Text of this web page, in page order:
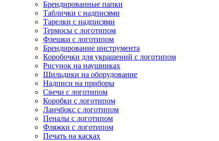
Брендированные папки
Таблички с надписями
Тарелки с надписями
Термосы с логотипом
Флешки с логотипом
Брендирование инструмента
Коробочки для украшений с логотипом
Рисунок на наушниках
Шильдики на оборудование
Надписи на приборы
Свечи с логотипом
Коробки с логотипом
Ланчбокс с логотипом
Пеналы с логотипом
Фляжки с логотипом
Печать на касках